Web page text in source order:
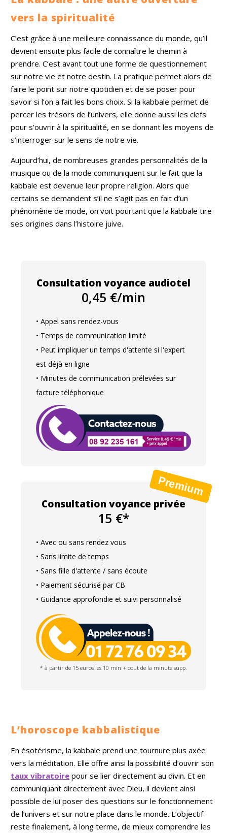
vers la spiritualité
C’est grâce à une meilleure connaissance du monde, qu’il
devient ensuite plus facile de connaître le chemin à
prendre. C’est avant tout une forme de questionnement
sur notre vie et notre destin. La pratique permet alors de
faire le point sur notre quotidien et de se poser pour
savoir si l’on a fait les bons choix. Si la kabbale permet de
percer les trésors de l’univers, elle donne aussi les clefs
pour s’ouvrir à la spiritualité, en se donnant les moyens de
s’interroger sur le sens de notre vie.
Aujourd’hui, de nombreuses grandes personnalités de la
musique ou de la mode communiquent sur le fait que la
kabbale est devenue leur propre religion. Alors que
certains se demandent s’il ne s’agit pas en fait d’un
phénomène de mode, on voit pourtant que la kabbale tire
ses origines dans l’histoire juive.
Consultation voyance audiotel
0,45 €/min
• Appel sans rendez-vous
• Temps de communication limité
• Peut impliquer un temps d'attente si l'expert
est déjà en ligne
• Minutes de communication prélevées sur
facture téléphonique
Consultation voyance privée
15 €*
• Avec ou sans rendez vous
• Sans limite de temps
• Sans fille d'attente / sans écoute
• Paiement sécurisé par CB
• Guidance approfondie et suivi personnalisé
* à partir de 15 euros les 10 min + cout de la minute supp.
L’horoscope kabbalistique
En ésotérisme, la kabbale prend une tournure plus axée
vers la méditation. Elle offre ainsi la possibilité d’ouvrir son
taux vibratoire pour se lier directement au divin. Et en
communiquant directement avec Dieu, il devient ainsi
possible de lui poser des questions sur le fonctionnement
de l’univers et sur notre place dans le monde. L’objectif
reste finalement, à long terme, de mieux comprendre les